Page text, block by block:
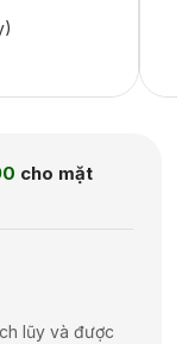
cho mặt
lũy và được